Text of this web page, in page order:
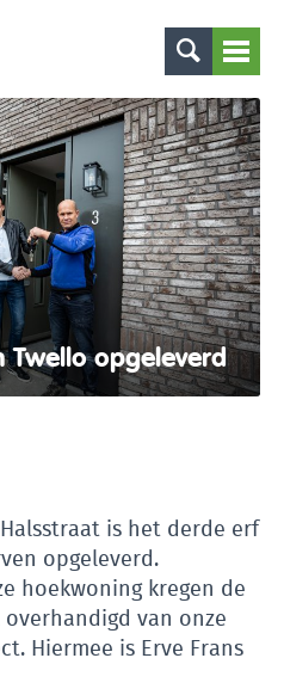
Twello opgeleverd
is het derde erf
opgeleverd.
hoekwoning kregen de
van onze
Hiermee is Erve Frans